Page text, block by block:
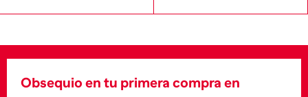
Obsequio en tu primera compra en